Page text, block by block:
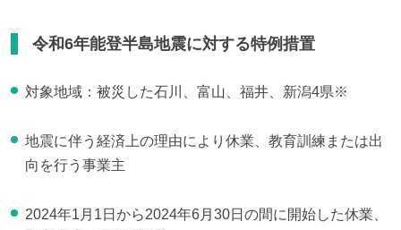
令和6年能登半島地震に対する特例措置
対象地域：被災した石川、富山、福井、新潟4県※
地震に伴う経済上の理由により休業、教育訓練または出
向を行う事業主
2024年1月1日から2024年6月30日の間に開始した休業、